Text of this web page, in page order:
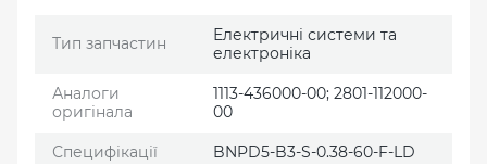
Тип запчастин
Електричні системи та
електроніка
Аналоги
оригінала
1113-436000-00; 2801-112000-
00
Специфікації BNPD5-B3-S-0.38-60-F-LD